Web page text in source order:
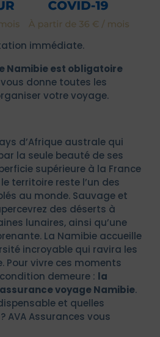
immédiate.
Namibie est obligatoire
vous donne toutes les
votre voyage.
d’Afrique australe qui
la seule beauté de ses
supérieure à la France
territoire reste l’un des
au monde. Sauvage et
des déserts à
lunaires, ainsi qu’une
La Namibie accueille
incroyable qui ravira les
Pour vivre ces moments
demeure : la
voyage Namibie.
et quelles
AVA Assurances vous